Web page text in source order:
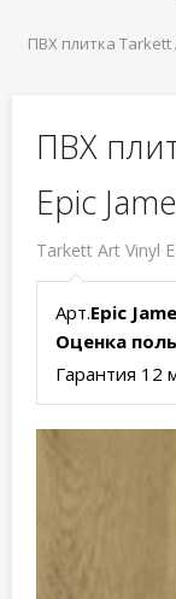
ПВХ плитка Tarkett
ПВХ
Epic
Tarkett Art Vinyl
Арт.Epic
Оценка
Гарантия 12